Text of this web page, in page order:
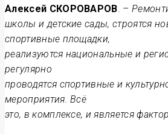
Алексей СКОРОВАРОВ . –
школы и детские сады, строятся
спортивные площадки,
реализуются национальные и
регулярно
проводятся спортивные и
мероприятия. Всё
это, в комплексе, и является